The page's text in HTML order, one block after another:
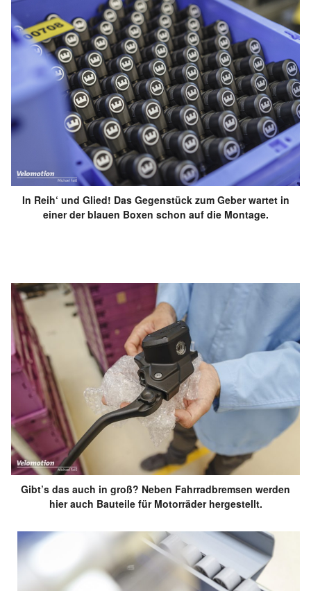
In Reih‘ und Glied! Das Gegenstück zum Geber wartet in
einer der blauen Boxen schon auf die Montage.
Gibt’s das auch in groß? Neben Fahrradbremsen werden
hier auch Bauteile für Motorräder hergestellt.